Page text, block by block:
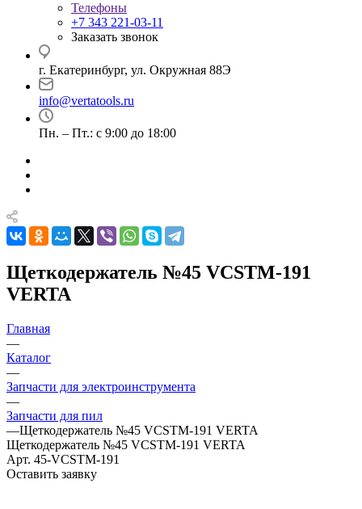
Телефоны
+7 343 221-03-11
Заказать звонок
г. Екатеринбург, ул. Окружная 88Э
info@vertatools.ru
Пн. – Пт.: с 9:00 до 18:00
Щеткодержатель №45 VCSTM-191
VERTA
Главная
—
Каталог
—
Запчасти для электроинструмента
—
Запчасти для пил
—Щеткодержатель №45 VCSTM-191 VERTA
Щеткодержатель №45 VCSTM-191 VERTA
Арт. 45-VCSTM-191
Оставить заявку